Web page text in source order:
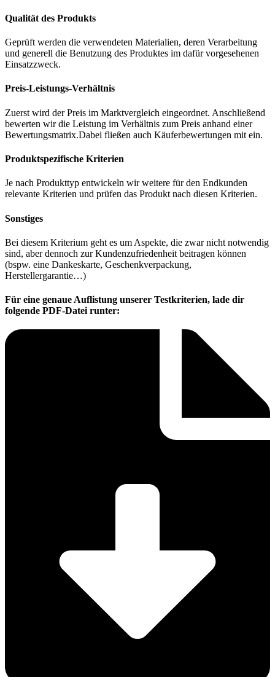
Qualität des Produkts
Geprüft werden die verwendeten Materialien, deren Verarbeitung
und generell die Benutzung des Produktes im dafür vorgesehenen
Einsatzzweck.
Preis-Leistungs-Verhältnis
Zuerst wird der Preis im Marktvergleich eingeordnet. Anschließend
bewerten wir die Leistung im Verhältnis zum Preis anhand einer
Bewertungsmatrix.Dabei fließen auch Käuferbewertungen mit ein.
Produktspezifische Kriterien
Je nach Produkttyp entwickeln wir weitere für den Endkunden
relevante Kriterien und prüfen das Produkt nach diesen Kriterien.
Sonstiges
Bei diesem Kriterium geht es um Aspekte, die zwar nicht notwendig
sind, aber dennoch zur Kundenzufriedenheit beitragen können
(bspw. eine Dankeskarte, Geschenkverpackung,
Herstellergarantie…)
Für eine genaue Auflistung unserer Testkriterien, lade dir
folgende PDF-Datei runter: